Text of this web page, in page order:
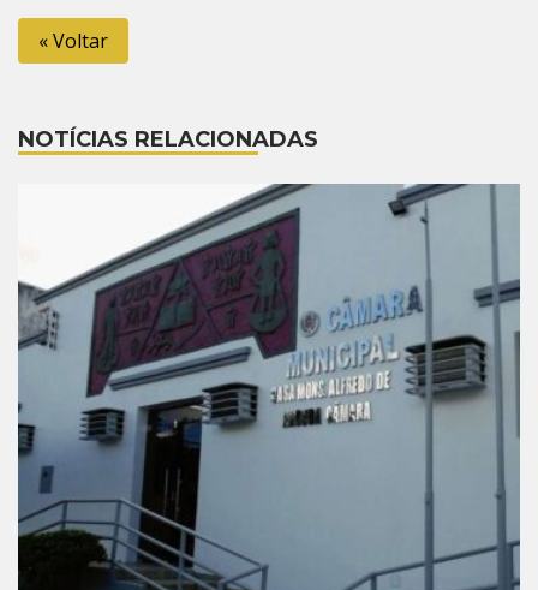
« Voltar
NOTÍCIAS RELACIONADAS